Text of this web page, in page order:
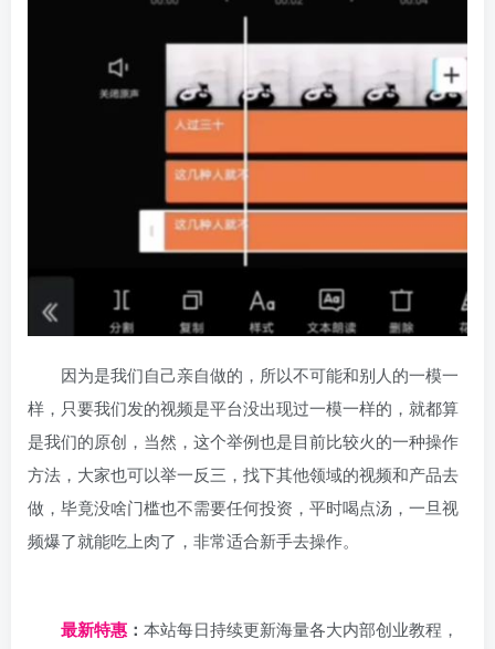
因为是我们自己亲自做的，所以不可能和别人的一模一
样，只要我们发的视频是平台没出现过一模一样的，就都算
是我们的原创，当然，这个举例也是目前比较火的一种操作
方法，大家也可以举一反三，找下其他领域的视频和产品去
做，毕竟没啥门槛也不需要任何投资，平时喝点汤，一旦视
频爆了就能吃上肉了，非常适合新手去操作。
最新特惠 ： 本站每日持续更新海量各大内部创业教程，